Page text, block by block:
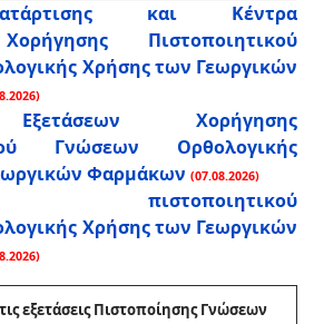
και Κέντρα
Πιστοποιητικού
Χρήσης των Γεωργικών
Χορήγησης
Γνώσεων Ορθολογικής
Φαρμάκων (07.08.2026)
πιστοποιητικού
Χρήσης των Γεωργικών
εξετάσεις Πιστοποίησης Γνώσεων